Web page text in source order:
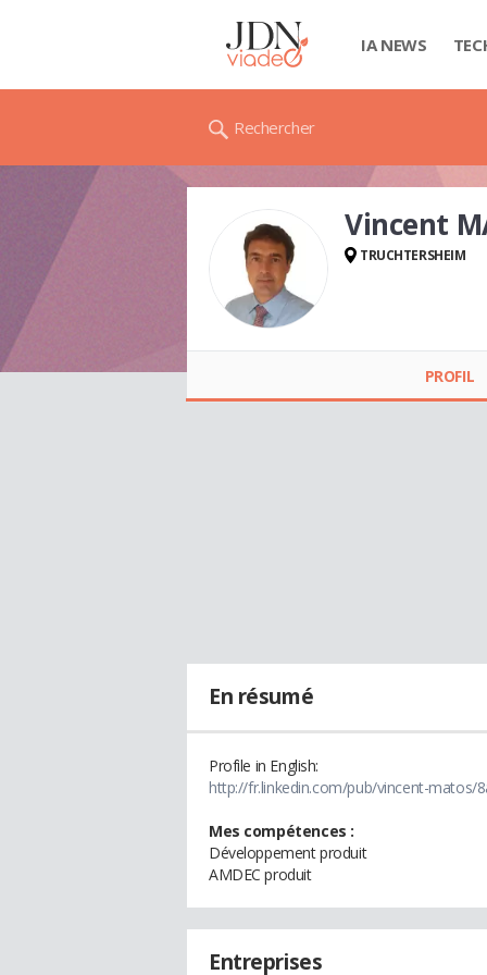
IA NEWS
Rechercher
Vincent
TRUCHTERSHEIM
PROFIL
En résumé
Profile in English:
http://fr.linkedin.com/pub/vincent-matos/
Mes compétences :
Développement produit
AMDEC produit
Entreprises